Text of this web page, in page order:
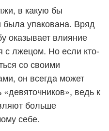
в какую бы
была упакована. Вряд
оказывает влияние
с лжецом. Но если кто-
со своими
он всегда может
ведь к
больше
себе.